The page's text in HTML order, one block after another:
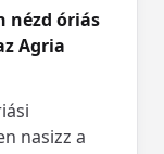
nézd óriás
Agria
nasizz a